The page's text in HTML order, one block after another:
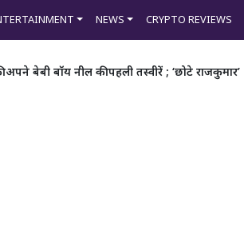
NEWS CRYPTO REVIEWS
बेबी बॉय नील की पहली तस्वीरें ; ‘छोटे राजकुमार’